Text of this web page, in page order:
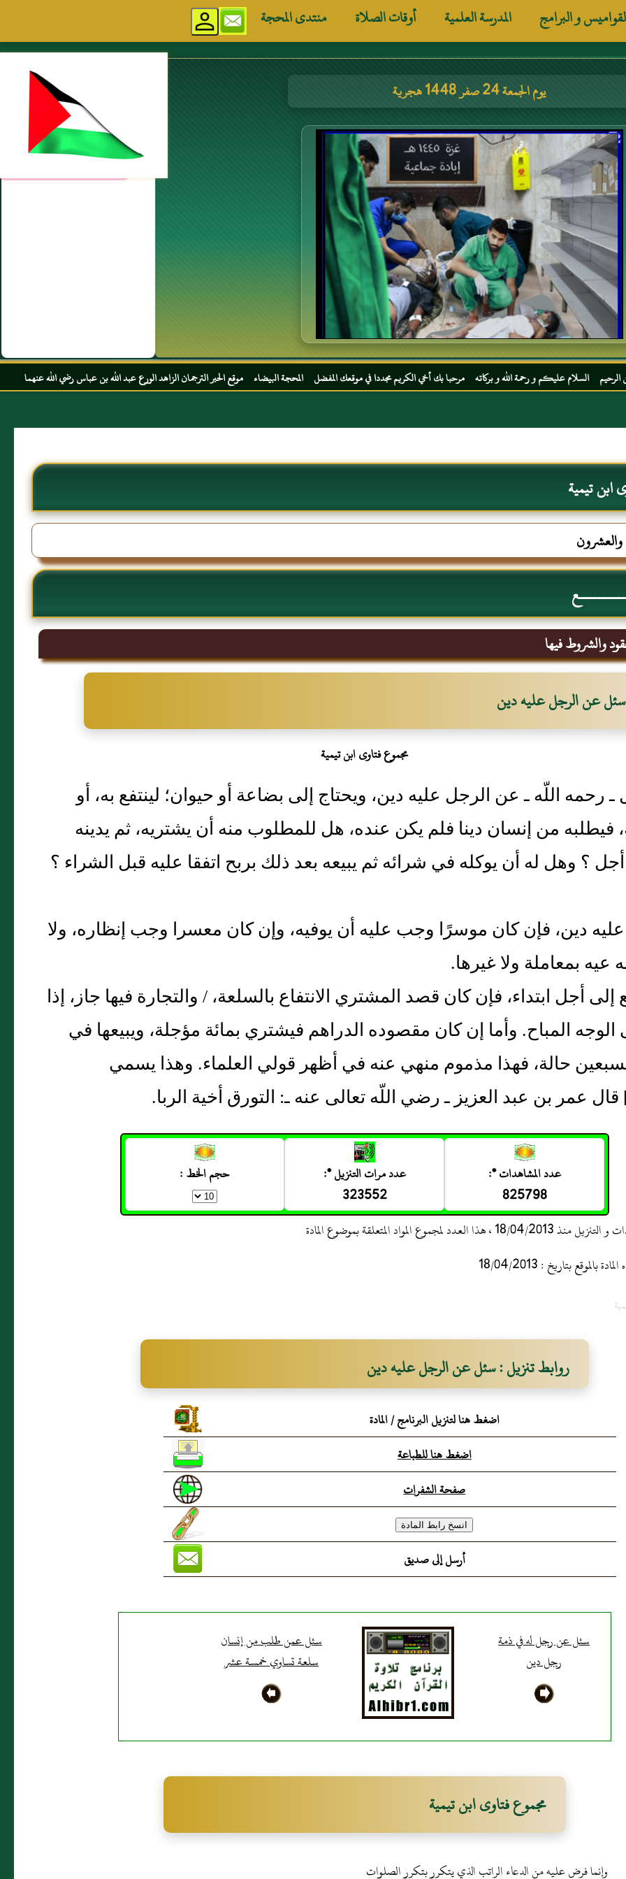
و البرامج المدرسة العلمية أوقات الصلاة منتدى المحجة
يوم الجمعة 24 صفر 1448 هجرية مواقع إسلامية
عليكم و رحمة الله و بركاته مرحبا بك أخي الكريم مجددا في موقعك المفضل المحجة البيضاء موقع الحبر الترجمان الزاهد الورع عبد الله بن عباس رضي الله عنهما
ابن تيمية
والعشرون
والشروط فيها
سئل عن الرجل عليه دين
مجموع فتاوى ابن تيمية
رحمه اللّه ـ عن الرجل عليه دين، ويحتاج إلى بضاعة أو حيوان؛ لينتفع به، أو
فيطلبه من إنسان دينا فلم يكن عنده، هل للمطلوب منه أن يشتريه، ثم يدينه
‏؟‏ وهل له أن يوكله في شرائه ثم يبيعه بعد ذلك بربح اتفقا عليه قبل الشراء ‏؟‏
دين، فإن كان موسرًا وجب عليه أن يوفيه، وإن كان معسرا وجب إنظاره، ولا
عيه بمعاملة ولا غيرها‏.‏
إلى أجل ابتداء، فإن كان قصد المشتري الانتفاع بالسلعة، / والتجارة فيها جاز، إذا
المباح‏.‏ وأما إن كان مقصوده الدراهم فيشتري بمائة مؤجلة، ويبيعها في
حالة، فهذا مذموم منهي عنه في أظهر قولي العلماء‏.‏ وهذا يسمي
عمر بن عبد العزيز ـ رضي اللّه تعالى عنه ـ‏:‏ التورق أخية الربا‏.‏
عدد المشاهدات *:
825798
عدد مرات التنزيل *:
323552
حجم الخط :
العدد لمجموع المواد المتعلقة بموضوع المادة
بتاريخ : 18/04/2013
روابط تنزيل : سئل عن الرجل عليه دين
اضغط هنا لتنزيل البرنامج / المادة
اضغط هنا للطباعة
صفحة الشفرات
أرسل إلى صديق
سئل عن رجل له في ذمة
رجل دين
سئل عمن طلب من إنسان
سلعة تساوي خمسة عشر
مجموع فتاوى ابن تيمية
وإنما فرض عليه من الدعاء الراتب الذي يتكرر بتكرر الصلوات